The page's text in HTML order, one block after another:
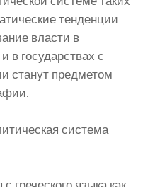
тенденции.
власти в
в государствах с
станут предметом
система